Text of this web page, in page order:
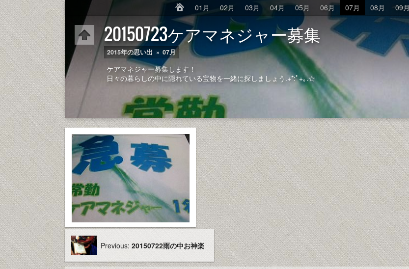
01月 02月 03月 04月 05月 06月 07月 08月 09月
20150723ケアマネジャー募集
2015年の思い出 » 07月
ケアマネジャー募集します！
日々の暮らしの中に隠れている宝物を一緒に探しましょう.+*:ﾟ+｡.☆
Previous:20150722雨の中お神楽